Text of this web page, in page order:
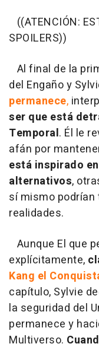
((ATENCIÓN:
SPOILERS))
Al final de la
del Engaño y
permanece,
ser que está
Temporal. Él le
afán por
está inspirado
alternativos,
sí mismo
realidades.
Aunque El que
explícitamente,
Kang el
capítulo, Sylvie
la seguridad del
permanece y
Multiverso.